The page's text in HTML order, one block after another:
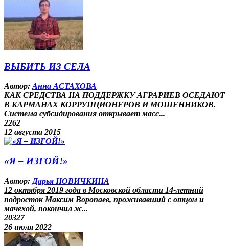
ВЫБИТЬ ИЗ СЕЛА
Автор: Анна АСТАХОВА
КАК СРЕДСТВА НА ПОДДЕРЖКУ АГРАРИЕВ ОСЕДАЮТ
В КАРМАНАХ КОРРУПЦИОНЕРОВ И МОШЕННИКОВ.
Система субсидирования открывает масс...
2262
12 августа 2015
«Я – ИЗГОЙ!»
Автор: Дарья НОВИЧКИНА
12 октября 2019 года в Московской области 14-летний
подросток Максим Воропаев, проживавший с отцом и
мачехой, покончил ж...
20327
26 июля 2022